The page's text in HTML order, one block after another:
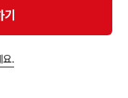
기
요.